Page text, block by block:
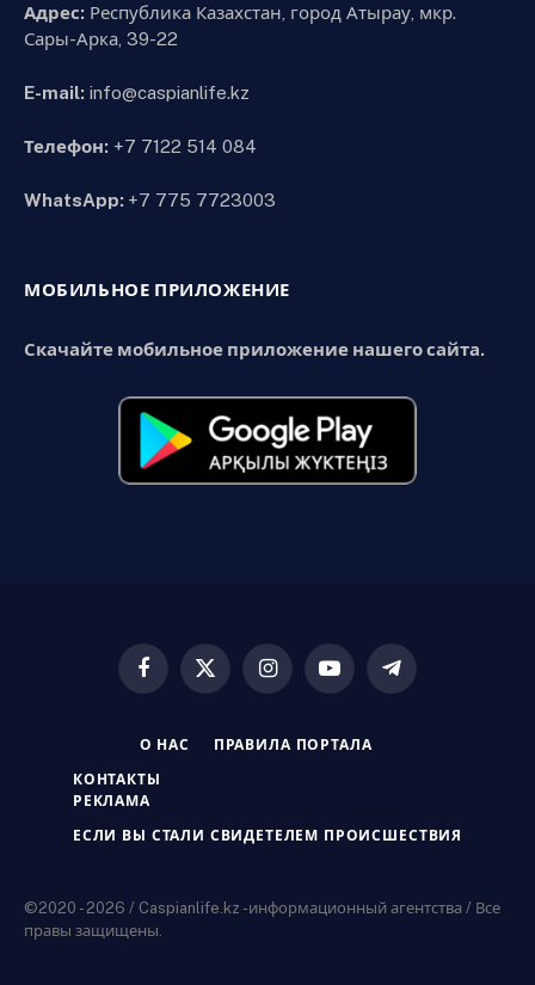
Адрес: Республика Казахстан, город Атырау, мкр.
Сары-Арка, 39-22
E-mail: info@caspianlife.kz
Телефон: +7 7122 514 084
WhatsApp: +7 775 7723003
МОБИЛЬНОЕ ПРИЛОЖЕНИЕ
Скачайте мобильное приложение нашего сайта.
Facebook
X
InstagramYouTubeTelegram
О НАС ПРАВИЛА ПОРТАЛА
КОНТАКТЫ
РЕКЛАМА
ЕСЛИ ВЫ СТАЛИ СВИДЕТЕЛЕМ ПРОИСШЕСТВИЯ
©2020 - 2026 / Caspianlife.kz -информационный агентства / Все
правы защищены.